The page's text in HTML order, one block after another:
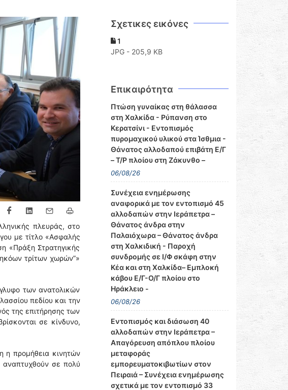
πλευράς, στο
με τίτλο «Ασφαλής
«Πράξη Στρατηγικής
τρίτων χωρών”»
των ανατολικών
πεδίου και την
της επιτήρησης των
σε κίνδυνο,
η προμήθεια κινητών
σε πολύ
Σχετικες εικόνες
1
JPG - 205,9 KB
Επικαιρότητα
Πτώση γυναίκας στη θάλασσα
στη Χαλκίδα - Ρύπανση στο
Κερατσίνι - Εντοπισμός
πυρομαχικού υλικού στα Ίσθμια -
Θάνατος αλλοδαπού επιβάτη Ε/Γ
– Τ/Ρ πλοίου στη Ζάκυνθο –
06/08/26
Συνέχεια ενημέρωσης
αναφορικά με τον εντοπισμό 45
αλλοδαπών στην Ιεράπετρα –
Θάνατος άνδρα στην
Παλαιόχωρα – Θάνατος άνδρα
στη Χαλκιδική - Παροχή
συνδρομής σε Ι/Φ σκάφη στην
Κέα και στη Χαλκίδα– Εμπλοκή
κάβου Ε/Γ-Ο/Γ πλοίου στο
Ηράκλειο -
06/08/26
Εντοπισμός και διάσωση 40
αλλοδαπών στην Ιεράπετρα –
Απαγόρευση απόπλου πλοίου
μεταφοράς
εμπορευματοκιβωτίων στον
Πειραιά – Συνέχεια ενημέρωσης
σχετικά με τον εντοπισμό 33